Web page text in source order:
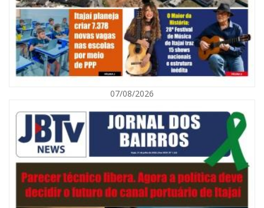
Defesa Civil orienta população sobre descarte correto de lixo para
prevenir alagamentos
NAVEGANTES
07/08/2026